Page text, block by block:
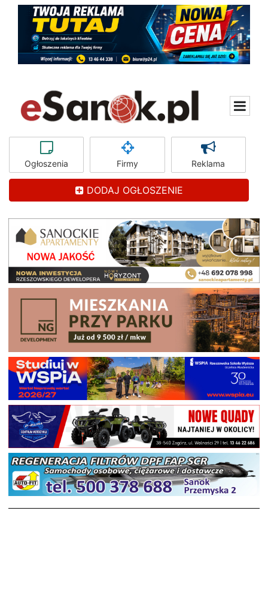
Ogłoszenia Firmy Reklama
DODAJ OGŁOSZENIE